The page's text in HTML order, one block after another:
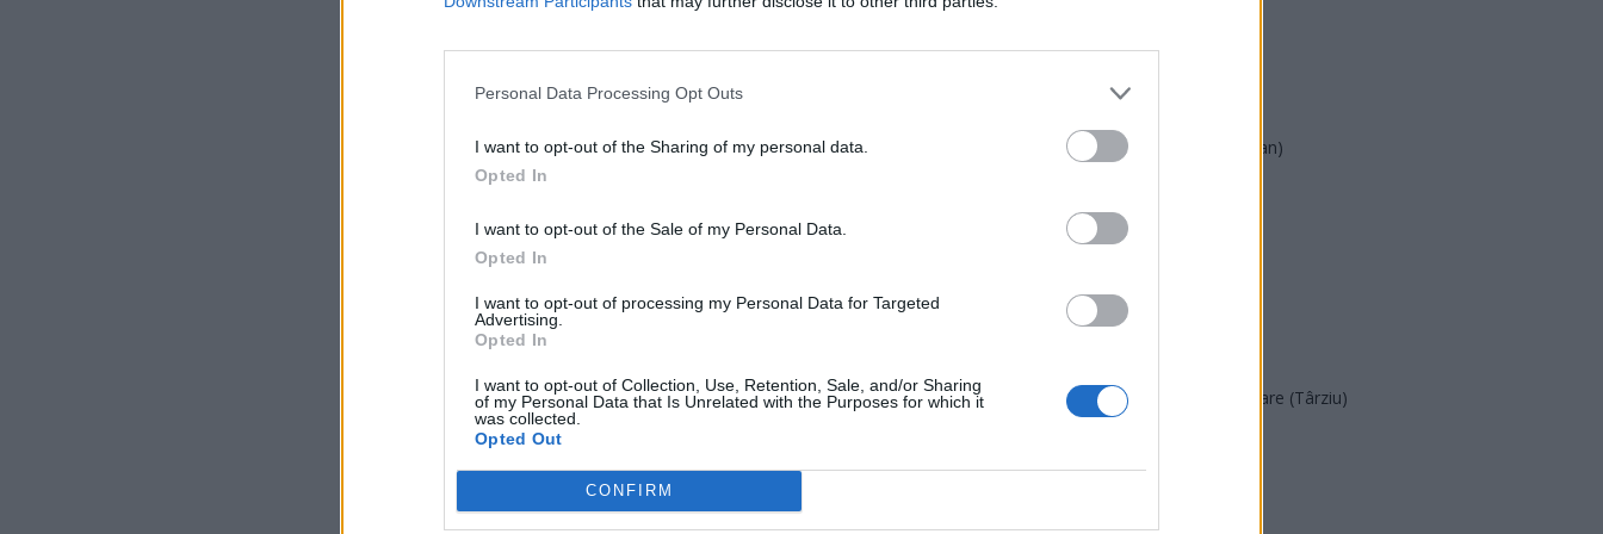
Personal Data Processing Opt Outs
I want to opt-out of the Sharing of my personal data.
Opted In
I want to opt-out of the Sale of my Personal Data.
Opted In
I want to opt-out of processing my Personal Data for Targeted
Advertising.
Opted In
I want to opt-out of Collection, Use, Retention, Sale, and/or Sharing
of my Personal Data that Is Unrelated with the Purposes for which it
was collected.
Opted Out
CONFIRM
Forța Dreptei (L. Orban)
REPER
SOS (Șoșoacă)
POT (Gavrilă)
Acțiunea Conservatoare (Târziu)
PUSL (D. Voiculescu)